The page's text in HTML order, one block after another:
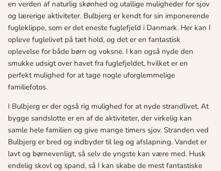
en verden af naturlig skønhed og utallige muligheder for sjov
og lærerige aktiviteter. Bulbjerg er kendt for sin imponerende
fugleklippe, som er det eneste fuglefjeld i Danmark. Her kan I
opleve fuglelivet på tæt hold, og det er en fantastisk
oplevelse for både børn og voksne. I kan også nyde den
smukke udsigt over havet fra fuglefjeldet, hvilket er en
perfekt mulighed for at tage nogle uforglemmelige
familiefotos.
I Bulbjerg er der også rig mulighed for at nyde strandlivet. At
bygge sandslotte er en af de aktiviteter, der virkelig kan
samle hele familien og give mange timers sjov. Stranden ved
Bulbjerg er bred og indbyder til leg og afslapning. Vandet er
lavt og børnevenligt, så selv de yngste kan være med. Husk
endelig skovl og spand, så I kan skabe de mest fantastiske